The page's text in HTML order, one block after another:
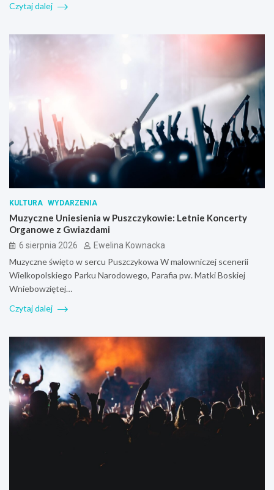
Czytaj dalej
KULTURA WYDARZENIA
Muzyczne Uniesienia w Puszczykowie: Letnie Koncerty
Organowe z Gwiazdami
6 sierpnia 2026 Ewelina Kownacka
Muzyczne święto w sercu Puszczykowa W malowniczej scenerii
Wielkopolskiego Parku Narodowego, Parafia pw. Matki Boskiej
Wniebowziętej…
Czytaj dalej